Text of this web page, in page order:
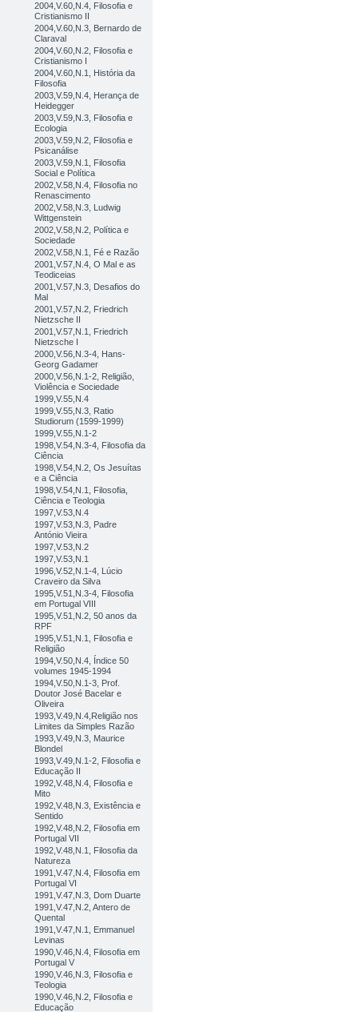
2004,V.60,N.4, Filosofia e
Cristianismo II
2004,V.60,N.3, Bernardo de
Claraval
2004,V.60,N.2, Filosofia e
Cristianismo I
2004,V.60,N.1, História da
Filosofia
2003,V.59,N.4, Herança de
Heidegger
2003,V.59,N.3, Filosofia e
Ecologia
2003,V.59,N.2, Filosofia e
Psicanálise
2003,V.59,N.1, Filosofia
Social e Política
2002,V.58,N.4, Filosofia no
Renascimento
2002,V.58,N.3, Ludwig
Wittgenstein
2002,V.58,N.2, Política e
Sociedade
2002,V.58,N.1, Fé e Razão
2001,V.57,N.4, O Mal e as
Teodiceias
2001,V.57,N.3, Desafios do
Mal
2001,V.57,N.2, Friedrich
Nietzsche II
2001,V.57,N.1, Friedrich
Nietzsche I
2000,V.56,N.3-4, Hans-
Georg Gadamer
2000,V.56,N.1-2, Religião,
Violência e Sociedade
1999,V.55,N.4
1999,V.55,N.3, Ratio
Studiorum (1599-1999)
1999,V.55,N.1-2
1998,V.54,N.3-4, Filosofia da
Ciência
1998,V.54,N.2, Os Jesuítas
e a Ciência
1998,V.54,N.1, Filosofia,
Ciência e Teologia
1997,V.53,N.4
1997,V.53,N.3, Padre
António Vieira
1997,V.53,N.2
1997,V.53,N.1
1996,V.52,N.1-4, Lúcio
Craveiro da Silva
1995,V.51,N.3-4, Filosofia
em Portugal VIII
1995,V.51,N.2, 50 anos da
RPF
1995,V.51,N.1, Filosofia e
Religião
1994,V.50,N.4, Índice 50
volumes 1945-1994
1994,V.50,N.1-3, Prof.
Doutor José Bacelar e
Oliveira
1993,V.49,N.4,Religião nos
Limites da Simples Razão
1993,V.49,N.3, Maurice
Blondel
1993,V.49,N.1-2, Filosofia e
Educação II
1992,V.48,N.4, Filosofia e
Mito
1992,V.48,N.3, Existência e
Sentido
1992,V.48,N.2, Filosofia em
Portugal VII
1992,V.48,N.1, Filosofia da
Natureza
1991,V.47,N.4, Filosofia em
Portugal VI
1991,V.47,N.3, Dom Duarte
1991,V.47,N.2, Antero de
Quental
1991,V.47,N.1, Emmanuel
Levinas
1990,V.46,N.4, Filosofia em
Portugal V
1990,V.46,N.3, Filosofia e
Teologia
1990,V.46,N.2, Filosofia e
Educação